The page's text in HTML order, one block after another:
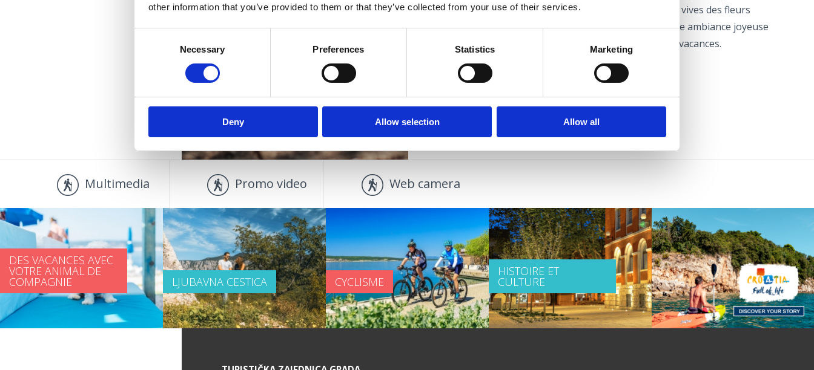
other information that you’ve provided to them or that they’ve collected from your use of their services.
Necessary Preferences Statistics Marketing
Deny Allow selection Allow all
vie et de la famille. Une délicieuse cuisine, les couleurs vives des fleurs
printanières, l'air marin frais, la musique côtière et une ambiance joyeuse
constituent la plus belle introduction au week-end de vacances.
OASIS OF HEALTH
OUTDOOR
Multimedia Promo video Web camera
DES VACANCES AVEC
VOTRE ANIMAL DE
COMPAGNIE LJUBAVNA CESTICA CYCLISME
HISTOIRE ET
CULTURE